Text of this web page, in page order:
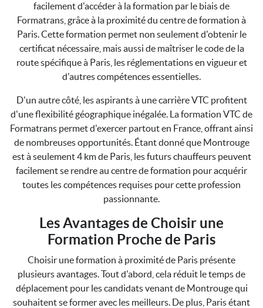
facilement d'accéder à la formation par le biais de
Formatrans, grâce à la proximité du centre de formation à
Paris. Cette formation permet non seulement d'obtenir le
certificat nécessaire, mais aussi de maîtriser le code de la
route spécifique à Paris, les réglementations en vigueur et
d'autres compétences essentielles.
D'un autre côté, les aspirants à une carrière VTC profitent
d'une flexibilité géographique inégalée. La formation VTC de
Formatrans permet d'exercer partout en France, offrant ainsi
de nombreuses opportunités. Étant donné que Montrouge
est à seulement 4 km de Paris, les futurs chauffeurs peuvent
facilement se rendre au centre de formation pour acquérir
toutes les compétences requises pour cette profession
passionnante.
Les Avantages de Choisir une
Formation Proche de Paris
Choisir une formation à proximité de Paris présente
plusieurs avantages. Tout d'abord, cela réduit le temps de
déplacement pour les candidats venant de Montrouge qui
souhaitent se former avec les meilleurs. De plus, Paris étant